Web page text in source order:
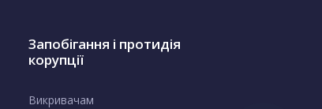
Запобігання і протидія
корупції
Викривачам